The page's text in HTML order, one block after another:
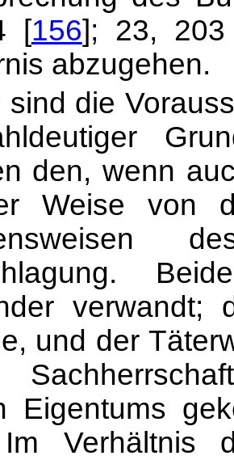
[156]; 23,
abzugehen.
sind die
den, wenn
Weise von
verwandt;
und der
Eigentums
Verhältnis